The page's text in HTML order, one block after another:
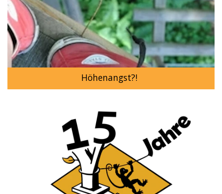
Höhenangst?!